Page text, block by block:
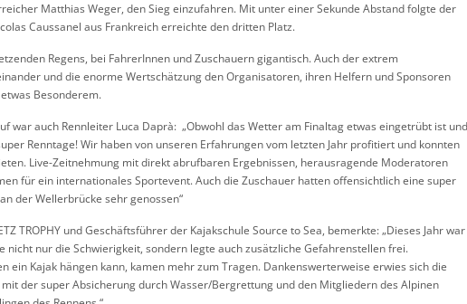
Matthias Weger, den Sieg einzufahren. Mit unter einer Sekunde Abstand folgte der
Caussanel aus Frankreich erreichte den dritten Platz.
Regens, bei FahrerInnen und Zuschauern gigantisch. Auch der extrem
und die enorme Wertschätzung den Organisatoren, ihren Helfern und Sponsoren
Besonderem.
war auch Rennleiter Luca Daprà: „Obwohl das Wetter am Finaltag etwas eingetrübt ist und
Renntage! Wir haben von unseren Erfahrungen vom letzten Jahr profitiert und konnten
Live-Zeitnehmung mit direkt abrufbaren Ergebnissen, herausragende Moderatoren
für ein internationales Sportevent. Auch die Zuschauer hatten offensichtlich eine super
der Wellerbrücke sehr genossen“
TROPHY und Geschäftsführer der Kajakschule Source to Sea, bemerkte: „Dieses Jahr war
nur die Schwierigkeit, sondern legte auch zusätzliche Gefahrenstellen frei.
ein Kajak hängen kann, kamen mehr zum Tragen. Dankenswerterweise erwies sich die
der super Absicherung durch Wasser/Bergrettung und den Mitgliedern des Alpinen